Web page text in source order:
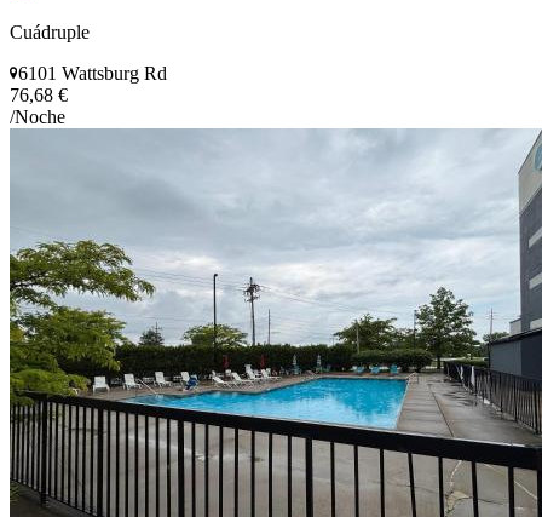
Cuádruple
6101 Wattsburg Rd
76,68 €
/Noche